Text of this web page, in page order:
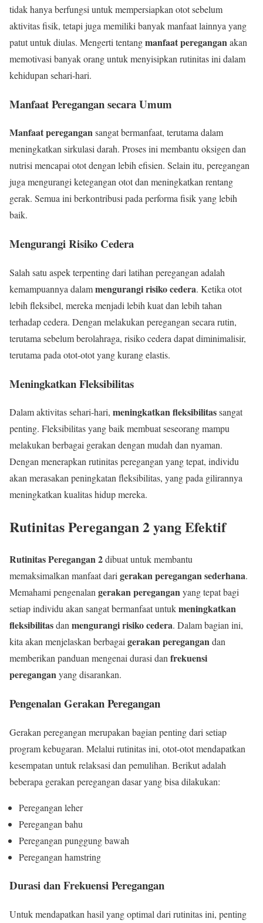
tidak hanya berfungsi untuk mempersiapkan otot sebelum
aktivitas fisik, tetapi juga memiliki banyak manfaat lainnya yang
patut untuk diulas. Mengerti tentangmanfaat pereganganakan
memotivasi banyak orang untuk menyisipkan rutinitas ini dalam
kehidupan sehari-hari.
Manfaat Peregangan secara Umum
Manfaat peregangansangat bermanfaat, terutama dalam
meningkatkan sirkulasi darah. Proses ini membantu oksigen dan
nutrisi mencapai otot dengan lebih efisien. Selain itu, peregangan
juga mengurangi ketegangan otot dan meningkatkan rentang
gerak. Semua ini berkontribusi pada performa fisik yang lebih
baik.
Mengurangi Risiko Cedera
Salah satu aspek terpenting dari latihan peregangan adalah
kemampuannya dalammengurangi risiko cedera. Ketika otot
lebih fleksibel, mereka menjadi lebih kuat dan lebih tahan
terhadap cedera. Dengan melakukan peregangan secara rutin,
terutama sebelum berolahraga, risiko cedera dapat diminimalisir,
terutama pada otot-otot yang kurang elastis.
Meningkatkan Fleksibilitas
Dalam aktivitas sehari-hari, meningkatkan fleksibilitassangat
penting. Fleksibilitas yang baik membuat seseorang mampu
melakukan berbagai gerakan dengan mudah dan nyaman.
Dengan menerapkan rutinitas peregangan yang tepat, individu
akan merasakan peningkatan fleksibilitas, yang pada gilirannya
meningkatkan kualitas hidup mereka.
Rutinitas Peregangan 2 yang Efektif
Rutinitas Peregangan 2dibuat untuk membantu
memaksimalkan manfaat dari gerakan peregangan sederhana.
Memahami pengenalan gerakan pereganganyang tepat bagi
setiap individu akan sangat bermanfaat untukmeningkatkan
fleksibilitasdan mengurangi risiko cedera. Dalam bagian ini,
kita akan menjelaskan berbagai gerakan peregangandan
memberikan panduan mengenai durasi dan frekuensi
pereganganyang disarankan.
Pengenalan Gerakan Peregangan
Gerakan peregangan merupakan bagian penting dari setiap
program kebugaran. Melalui rutinitas ini, otot-otot mendapatkan
kesempatan untuk relaksasi dan pemulihan. Berikut adalah
beberapa gerakan peregangan dasar yang bisa dilakukan:
Peregangan leher
Peregangan bahu
Peregangan punggung bawah
Peregangan hamstring
Durasi dan Frekuensi Peregangan
Untuk mendapatkan hasil yang optimal dari rutinitas ini, penting